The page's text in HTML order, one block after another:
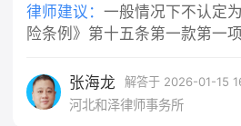
及认定时限 受理时间社会保险行政部门收到申请
后，应在15日内审核材料。材
正材料，收到补正材料后15日
定。 认定决定时间 一般情况下，社会保险行政部门
律师建议： 一般情况下不认定
险条例》第十五条第一款第一
或者在48小时之内经抢救无效
后处于正常休息时间（如在宿
张海龙 解答于 2026-01-15
河北和泽律师事务所